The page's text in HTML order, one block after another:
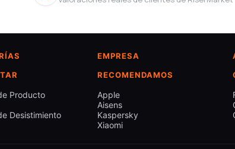
Producto
Desistimiento
EMPRESA
RECOMENDAMOS
Apple
Aisens
Kaspersky
Xiaomi